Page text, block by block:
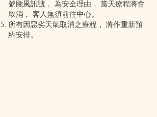
號颱風訊號， 為安全理由， 當天療程將會
取消， 客人無須前往中心。
所有因惡劣天氣取消之療程， 將作重新預
約安排。